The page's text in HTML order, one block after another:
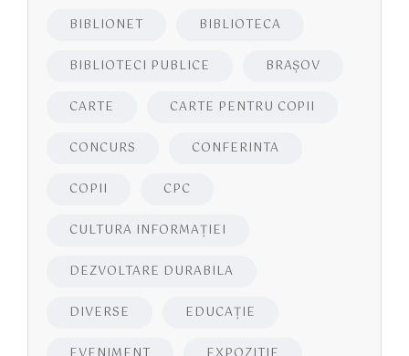
BIBLIONET BIBLIOTECA
BIBLIOTECI PUBLICE BRAŞOV
CARTE CARTE PENTRU COPII
CONCURS CONFERINTA
COPII CPC
CULTURA INFORMAŢIEI
DEZVOLTARE DURABILA
DIVERSE EDUCAŢIE